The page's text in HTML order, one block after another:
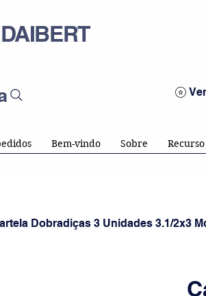
Bem-vindo Sobre Recurso
Dobradiças 3 Unidades 3.1/2x3